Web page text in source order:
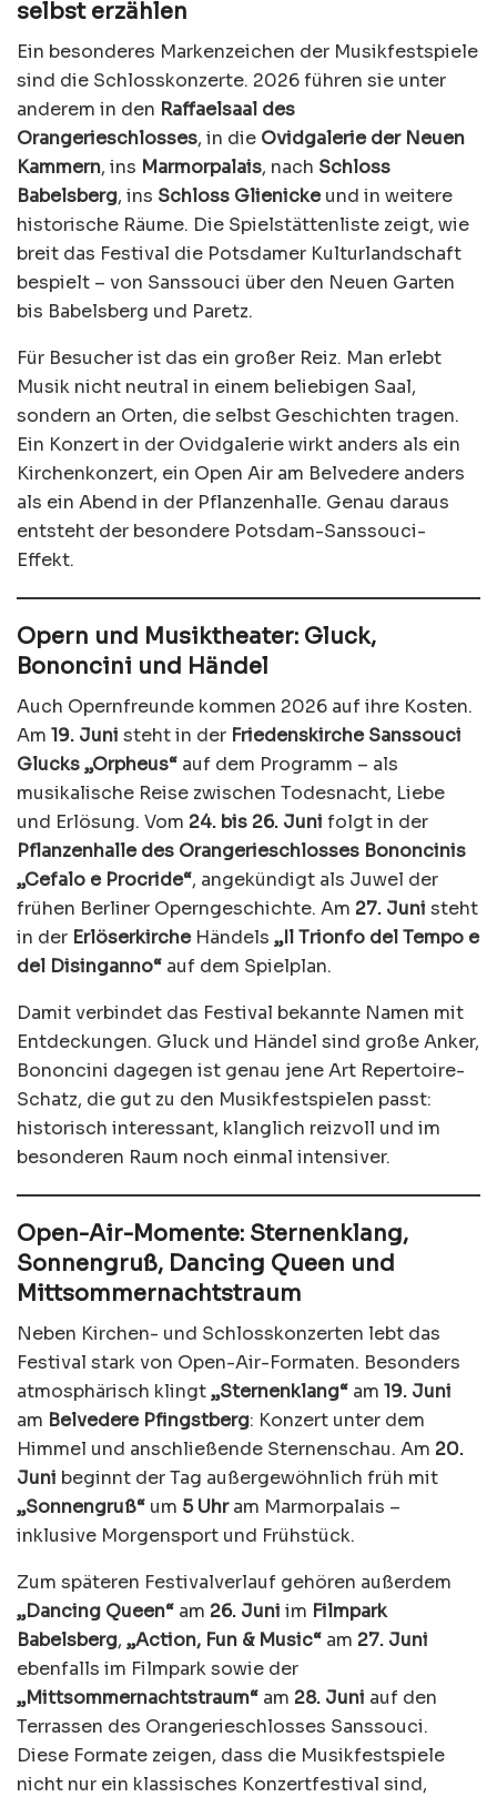
selbst erzählen
Ein besonderes Markenzeichen der Musikfestspiele
sind die Schlosskonzerte. 2026 führen sie unter
anderem in den Raffaelsaal des
Orangerieschlosses, in die Ovidgalerie der Neuen
Kammern, ins Marmorpalais, nach Schloss
Babelsberg, ins Schloss Glienickeund in weitere
historische Räume. Die Spielstättenliste zeigt, wie
breit das Festival die Potsdamer Kulturlandschaft
bespielt – von Sanssouci über den Neuen Garten
bis Babelsberg und Paretz.
Für Besucher ist das ein großer Reiz. Man erlebt
Musik nicht neutral in einem beliebigen Saal,
sondern an Orten, die selbst Geschichten tragen.
Ein Konzert in der Ovidgalerie wirkt anders als ein
Kirchenkonzert, ein Open Air am Belvedere anders
als ein Abend in der Pflanzenhalle. Genau daraus
entsteht der besondere Potsdam-Sanssouci-
Effekt.
Opern und Musiktheater: Gluck,
Bononcini und Händel
Auch Opernfreunde kommen 2026 auf ihre Kosten.
Am 19. Juni steht in der Friedenskirche Sanssouci
Glucks „Orpheus“ auf dem Programm – als
musikalische Reise zwischen Todesnacht, Liebe
und Erlösung. Vom 24. bis 26. Juni folgt in der
Pflanzenhalle des Orangerieschlosses Bononcinis
„Cefalo e Procride“, angekündigt als Juwel der
frühen Berliner Operngeschichte. Am 27. Juni steht
in der ErlöserkircheHändels „Il Trionfo del Tempo e
del Disinganno“ auf dem Spielplan.
Damit verbindet das Festival bekannte Namen mit
Entdeckungen. Gluck und Händel sind große Anker,
Bononcini dagegen ist genau jene Art Repertoire-
Schatz, die gut zu den Musikfestspielen passt:
historisch interessant, klanglich reizvoll und im
besonderen Raum noch einmal intensiver.
Open-Air-Momente: Sternenklang,
Sonnengruß, Dancing Queen und
Mittsommernachtstraum
Neben Kirchen- und Schlosskonzerten lebt das
Festival stark von Open-Air-Formaten. Besonders
atmosphärisch klingt„Sternenklang“ am 19. Juni
am Belvedere Pfingstberg: Konzert unter dem
Himmel und anschließende Sternenschau. Am 20.
Juni beginnt der Tag außergewöhnlich früh mit
„Sonnengruß“ um 5 Uhram Marmorpalais –
inklusive Morgensport und Frühstück.
Zum späteren Festivalverlauf gehören außerdem
„Dancing Queen“ am 26. Juni im Filmpark
Babelsberg, „Action, Fun & Music“ am 27. Juni
ebenfalls im Filmpark sowie der
„Mittsommernachtstraum“ am 28. Juni auf den
Terrassen des Orangerieschlosses Sanssouci.
Diese Formate zeigen, dass die Musikfestspiele
nicht nur ein klassisches Konzertfestival sind,